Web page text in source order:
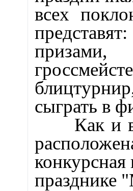
всех
сыграть в
Как и в
празднике